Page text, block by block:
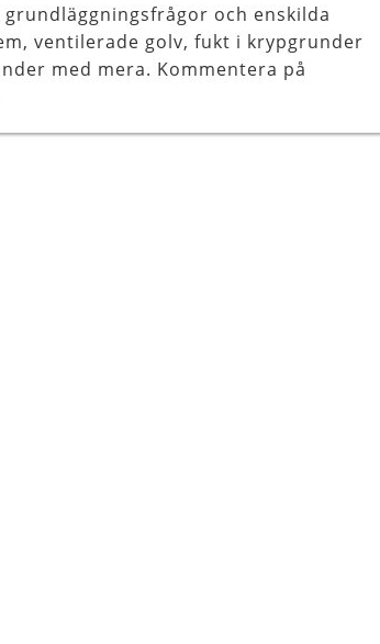
och enskilda
ventilerade golv, fukt i krypgrunder
med mera. Kommentera på